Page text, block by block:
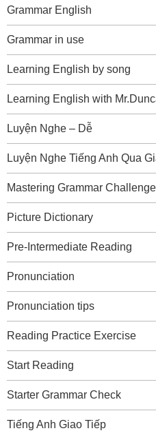
Grammar English
Grammar in use
Learning English by song
Learning English with
Luyện Nghe – Dễ
Luyện Nghe Tiếng Anh Qua
Mastering Grammar Challenge
Picture Dictionary
Pre-Intermediate Reading
Pronunciation
Pronunciation tips
Reading Practice Exercise
Start Reading
Starter Grammar Check
Tiếng Anh Giao Tiếp